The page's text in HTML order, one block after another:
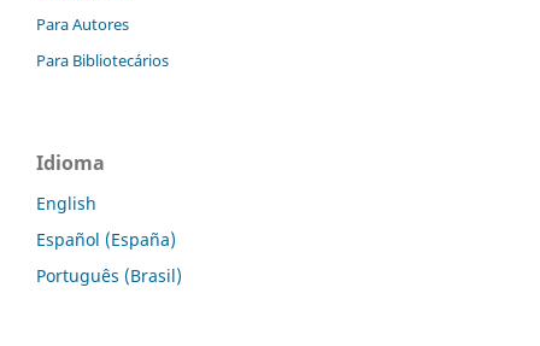
Para Autores
Para Bibliotecários
Idioma
English
Español (España)
Português (Brasil)